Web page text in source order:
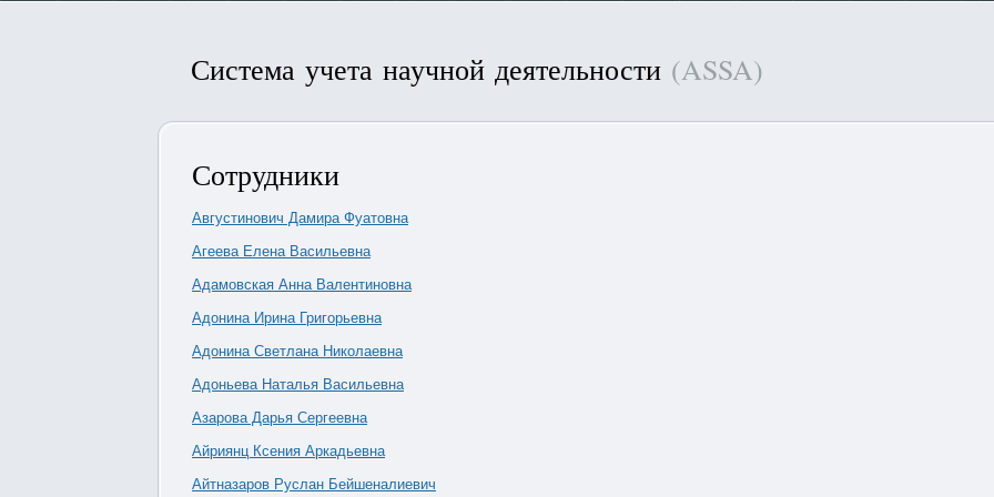
Система учета научной деятельности (ASSA)
Сотрудники
Августинович Дамира Фуатовна
Агеева Елена Васильевна
Адамовская Анна Валентиновна
Адонина Ирина Григорьевна
Адонина Светлана Николаевна
Адоньева Наталья Васильевна
Азарова Дарья Сергеевна
Айриянц Ксения Аркадьевна
Айтназаров Руслан Бейшеналиевич